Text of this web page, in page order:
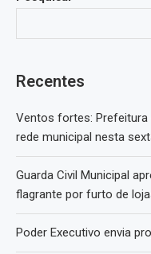
Recentes
Ventos fortes: Prefeitura
rede municipal nesta
Guarda Civil Municipal
flagrante por furto de
Poder Executivo envia